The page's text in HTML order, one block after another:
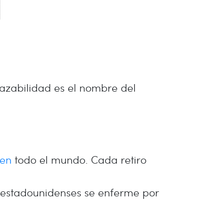
es el nombre del
todo el mundo. Cada retiro
se enferme por